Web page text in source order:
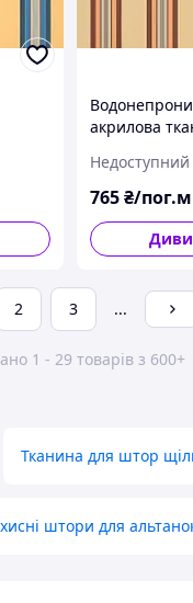
акрилова
ширина
коричневий
Недоступний
765₴/пог.м
2 3 ...
1 - 29 товарів з 600+
Тканина для штор
штори для